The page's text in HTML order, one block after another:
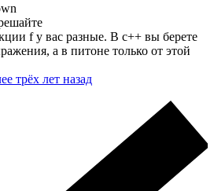
f у вас разные. В c++ вы берете
а в питоне только от этой
трёх лет назад